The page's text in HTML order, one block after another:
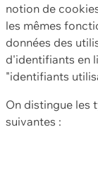
notion de
les mêmes
données des
d'identifiants en
"identifiants
On distingue les
suivantes :